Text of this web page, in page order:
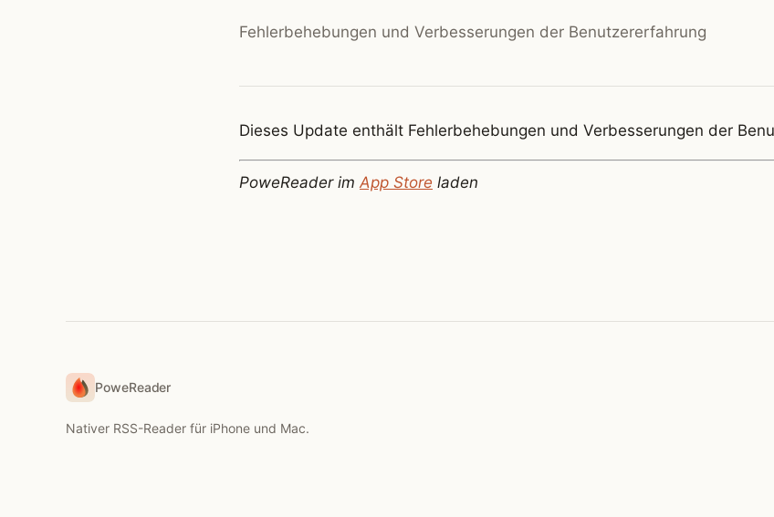
Fehlerbehebungen und Verbesserungen der Benutzererfahrung
Dieses Update enthält Fehlerbehebungen und Verbesserungen der
PoweReader im App Store laden
PoweReader
Nativer RSS-Reader für iPhone und Mac.